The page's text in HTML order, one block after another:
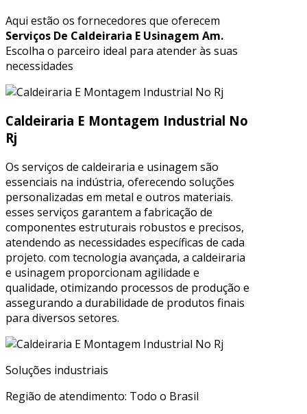
Aqui estão os fornecedores que oferecem
Serviços De Caldeiraria E Usinagem Am.
Escolha o parceiro ideal para atender às suas
necessidades
Caldeiraria E Montagem Industrial No
Rj
Os serviços de caldeiraria e usinagem são
essenciais na indústria, oferecendo soluções
personalizadas em metal e outros materiais.
esses serviços garantem a fabricação de
componentes estruturais robustos e precisos,
atendendo as necessidades específicas de cada
projeto. com tecnologia avançada, a caldeiraria
e usinagem proporcionam agilidade e
qualidade, otimizando processos de produção e
assegurando a durabilidade de produtos finais
para diversos setores.
Soluções industriais
Região de atendimento: Todo o Brasil